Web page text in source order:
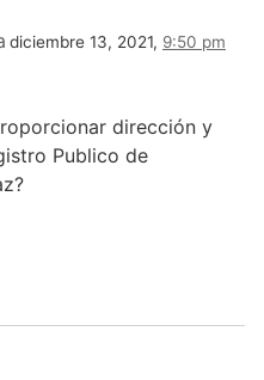
diciembre 13, 2021, 9:50 pm
dirección y
Publico de